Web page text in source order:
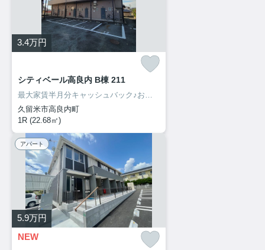
3.4万円
シティベール高良内 B棟 211
最大家賃半月分キャッシュバック♪お部屋探しは、お部屋リード！
久留米市高良内町
1R (22.68㎡)
アパート
5.9万円
NEW